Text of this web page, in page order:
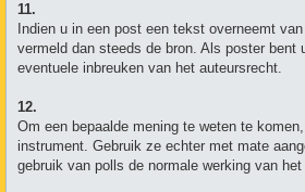
11.
Indien u in een post een tekst overneemt van
vermeld dan steeds de bron. Als poster bent
eventuele inbreuken van het auteursrecht.
12.
Om een bepaalde mening te weten te
instrument. Gebruik ze echter met mate
gebruik van polls de normale werking van